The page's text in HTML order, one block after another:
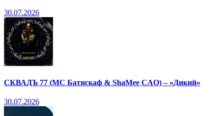
30.07.2026
СКВАДЪ 77 (МС Батискаф & ShaMee CAO) – «Дикий»
30.07.2026